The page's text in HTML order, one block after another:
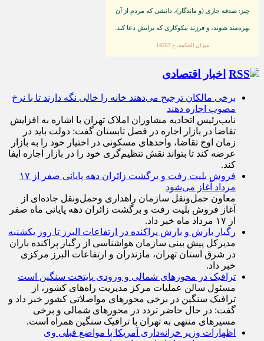
چيز: صدقه جارى (و ماندگار)، دانشى كه مردم از آن
بهره‏‌مند شوند، و فرزند نيكوكارى كه برايش دعا كند.
ميزان الحكمه، ح 14287
اخبار اقتصادی
برخی مالکان ترجیح می‌دهند خانه را خالی نگه دارند تا با نرخ
مصوب اجاره دهند
نایب‌رئیس اتحادیه مشاوران املاک تهران با اشاره به افزایش
تقاضا در بازار اجاره در فصل تابستان گفت: دولت باید در
زمان اوج تقاضا، واحد‌های مسکونی در اختیار خود را به بازار
عرضه کند تا بتواند نقش تنظیم‌گری خود را در بازار اجاره ایفا
کند.
فروش بلیت رفت و برگشت زائران دهه پایانی صفر از ۱۷
مرداد آغاز می‌شود
معاون حمل‌ونقل سازمان راهداری وحمل‌و‌نقل جاده‌ای از
آغاز فروش بلیت رفت و برگشت زائران دهه پایانی ماه صفر
از ۱۷ مرداد ماه خبر داد.
رگبار بارش و بارش پراکنده در ارتفاعات البرز تا روز یکشنبه
مدیرکل پیش بینی سازمان هواشناسی از رگبار پراکنده باران
در شرق استان تهران، مازندران و ارتفاعات البرز مرکزی
خبر داد.
ترافیک در محورهای شمالی و ورودی پایتخت سنگین است
مسئول سالن عملیات مرکز مدیریت راه‌های کشور، از
ترافیک سنگین در برخی محورهای مواصلاتی کشور خبر داد و
گفت: در حال حاضر تردد در محورهای شمالی و برخی
مسیرهای منتهی به تهران با ترافیک سنگین همراه است.
اظهارات وزیر خزانه‌داری آمریکا با مواضع قبلی وی